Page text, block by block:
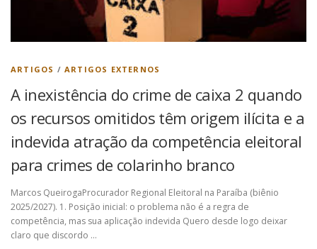
ARTIGOS /ARTIGOS EXTERNOS
A inexistência do crime de caixa 2 quando
os recursos omitidos têm origem ilícita e a
indevida atração da competência eleitoral
para crimes de colarinho branco
Marcos QueirogaProcurador Regional Eleitoral na Paraíba (biênio
2025/2027). 1. Posição inicial: o problema não é a regra de
competência, mas sua aplicação indevida Quero desde logo deixar
claro que discordo …